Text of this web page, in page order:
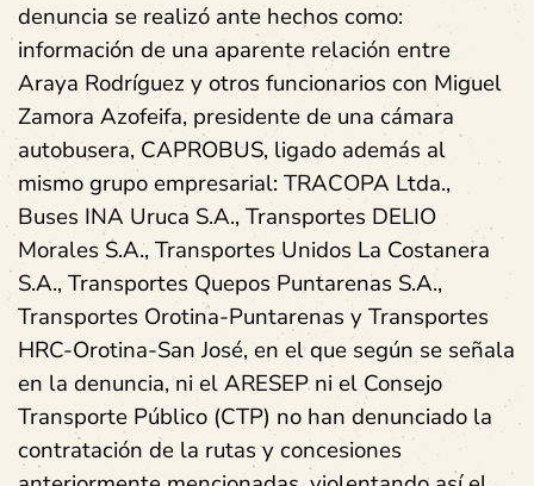
denuncia se realizó ante hechos como:
información de una aparente relación entre
Araya Rodríguez y otros funcionarios con Miguel
Zamora Azofeifa, presidente de una cámara
autobusera, CAPROBUS, ligado además al
mismo grupo empresarial: TRACOPA Ltda.,
Buses INA Uruca S.A., Transportes DELIO
Morales S.A., Transportes Unidos La Costanera
S.A., Transportes Quepos Puntarenas S.A.,
Transportes Orotina-Puntarenas y Transportes
HRC-Orotina-San José, en el que según se señala
en la denuncia, ni el ARESEP ni el Consejo
Transporte Público (CTP) no han denunciado la
contratación de la rutas y concesiones